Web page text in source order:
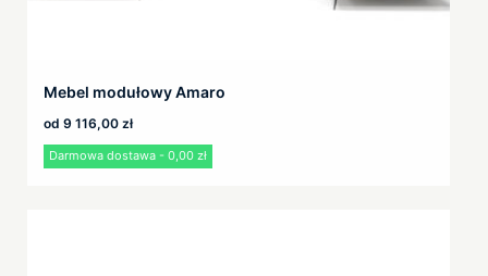
Mebel modułowy Amaro
od 9 116,00 zł
Darmowa dostawa - 0,00 zł